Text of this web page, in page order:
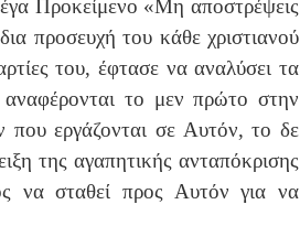
Προκείμενο «Μη αποστρέψεις
προσευχή του κάθε χριστιανού
του, έφτασε να αναλύσει τα
το μεν πρώτο στην
εργάζονται σε Αυτόν, το δε
της αγαπητικής ανταπόκρισης
να σταθεί προς Αυτόν για να